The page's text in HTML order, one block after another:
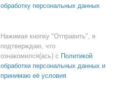
обработку персональных данных
Нажимая кнопку "Отправить", я
подтверждаю, что
ознакомился(ась) с Политикой
обработки персональных данных и
принимаю её условия